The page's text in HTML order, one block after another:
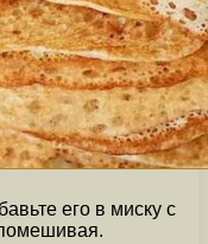
его в миску с